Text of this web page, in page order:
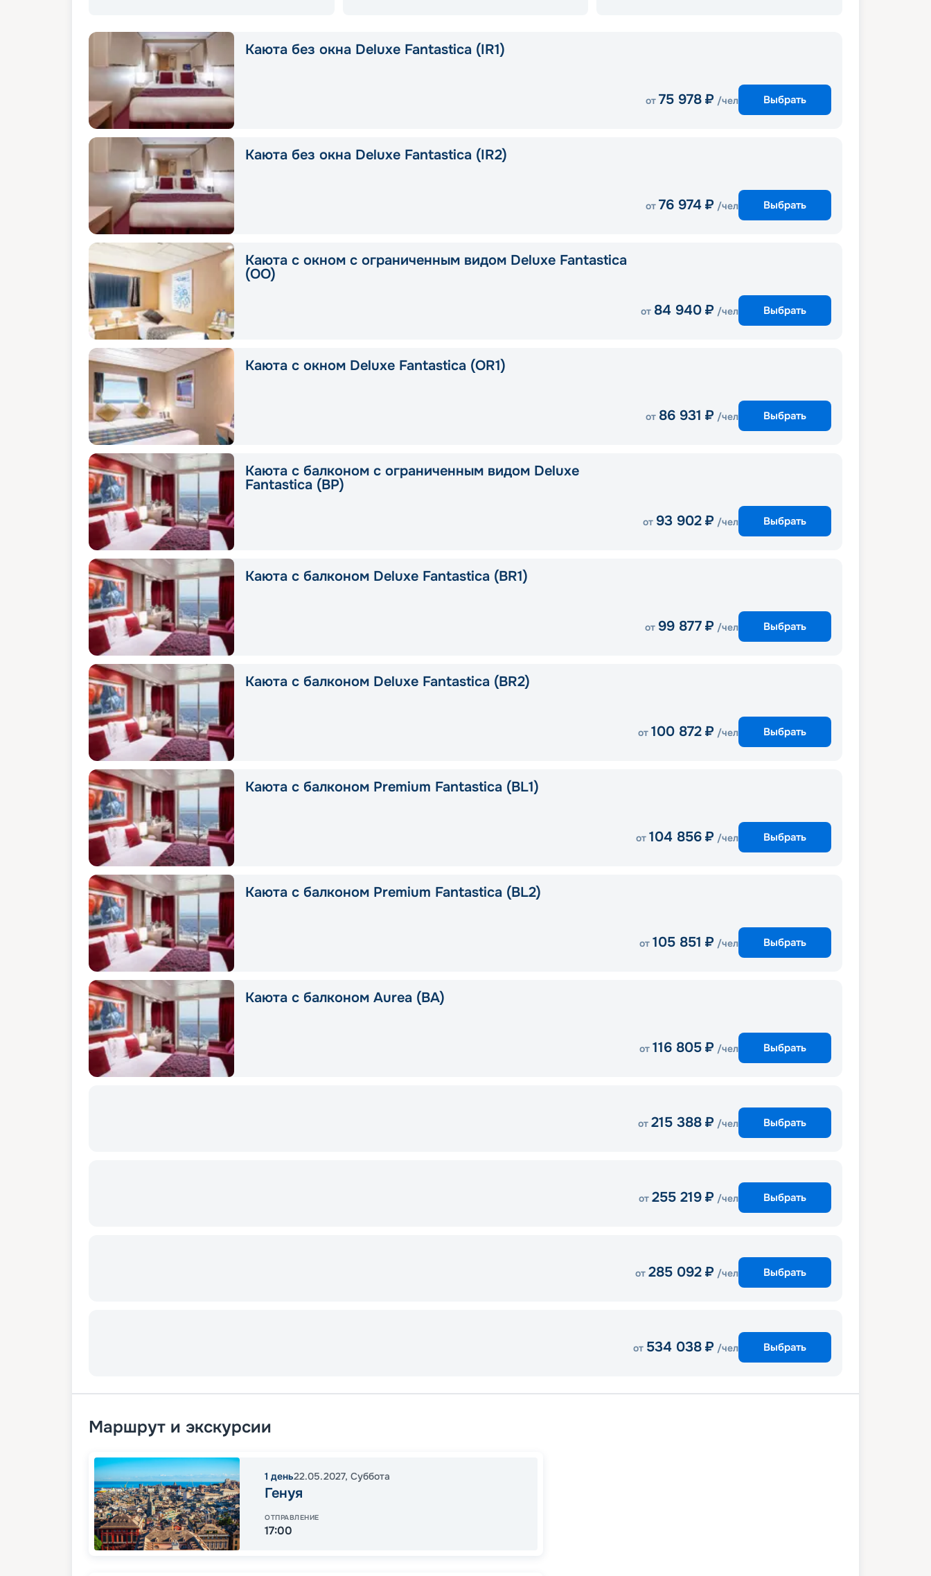
Каюта без окна Deluxe Fantastica (IR1)
от 75 978 ₽ /чел Выбрать
Каюта без окна Deluxe Fantastica (IR2)
от 76 974 ₽ /чел Выбрать
Каюта с окном с ограниченным видом Deluxe Fantastica
(OO)
от 84 940 ₽ /чел Выбрать
Каюта с окном Deluxe Fantastica (OR1)
от 86 931 ₽ /чел Выбрать
Каюта с балконом с ограниченным видом Deluxe
Fantastica (BP)
от 93 902 ₽ /чел Выбрать
Каюта с балконом Deluxe Fantastica (BR1)
от 99 877 ₽ /чел Выбрать
Каюта с балконом Deluxe Fantastica (BR2)
от 100 872 ₽ /чел Выбрать
Каюта с балконом Premium Fantastica (BL1)
от 104 856 ₽ /чел Выбрать
Каюта с балконом Premium Fantastica (BL2)
от 105 851 ₽ /чел Выбрать
Каюта с балконом Aurea (BA)
от 116 805 ₽ /чел Выбрать
от 215 388 ₽ /чел Выбрать
от 255 219 ₽ /чел Выбрать
от 285 092 ₽ /чел Выбрать
от 534 038 ₽ /чел Выбрать
Маршрут и экскурсии
1 день22.05.2027, Суббота
Генуя
ОТПРАВЛЕНИЕ
17:00